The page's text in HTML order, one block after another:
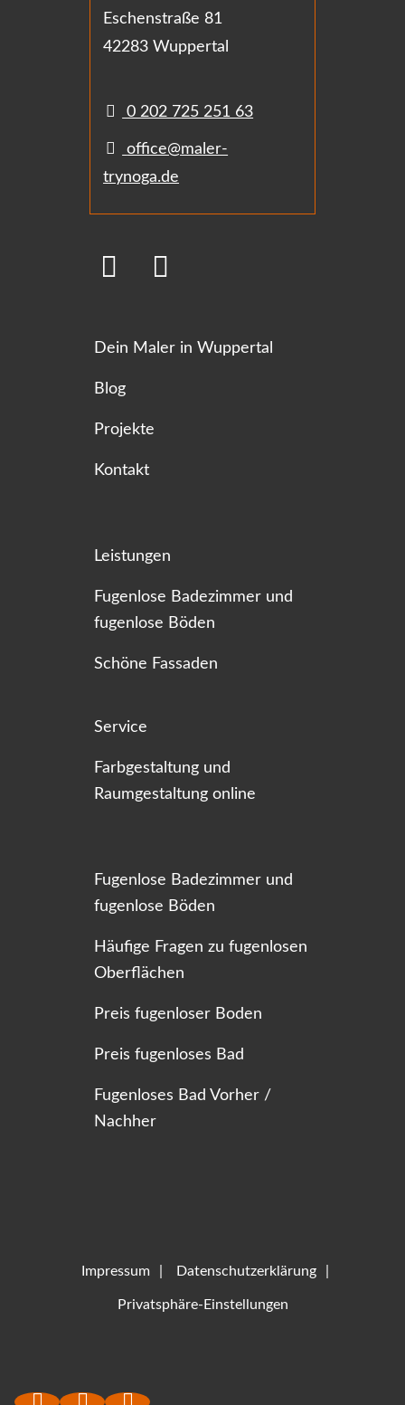
Eschenstraße 81
42283 Wuppertal
0 202 725 251 63
office@maler-
trynoga.de
Dein Maler in Wuppertal
Blog
Projekte
Kontakt
Leistungen
Fugenlose Badezimmer und
fugenlose Böden
Schöne Fassaden
Service
Farbgestaltung und
Raumgestaltung online
Fugenlose Badezimmer und
fugenlose Böden
Häufige Fragen zu fugenlosen
Oberflächen
Preis fugenloser Boden
Preis fugenloses Bad
Fugenloses Bad Vorher /
Nachher
Impressum Datenschutzerklärung
Privatsphäre-Einstellungen